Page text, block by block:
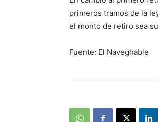
primeros tramos de la
el monto de retiro sea
Fuente: El Naveghable